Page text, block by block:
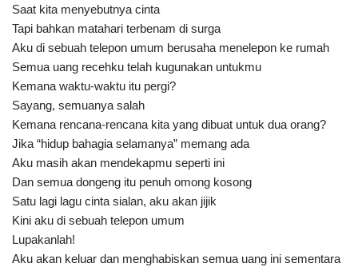
Saat kita menyebutnya cinta
Tapi bahkan matahari terbenam di surga
Aku di sebuah telepon umum berusaha menelepon ke rumah
Semua uang recehku telah kugunakan untukmu
Kemana waktu-waktu itu pergi?
Sayang, semuanya salah
Kemana rencana-rencana kita yang dibuat untuk dua orang?
Jika “hidup bahagia selamanya” memang ada
Aku masih akan mendekapmu seperti ini
Dan semua dongeng itu penuh omong kosong
Satu lagi lagu cinta sialan, aku akan jijik
Kini aku di sebuah telepon umum
Lupakanlah!
Aku akan keluar dan menghabiskan semua uang ini sementara